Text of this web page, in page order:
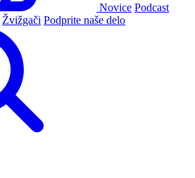
Novice Podcast
Žvižgači Podprite naše delo